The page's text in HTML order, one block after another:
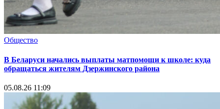
Общество
В Беларуси начались выплаты матпомощи к школе: куда
обращаться жителям Дзержинского района
05.08.26 11:09